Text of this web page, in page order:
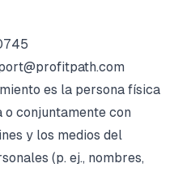
es la persona física
o conjuntamente con
y los medios del
(p. ej., nombres,